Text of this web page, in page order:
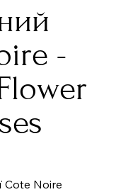
-
Cote Noire